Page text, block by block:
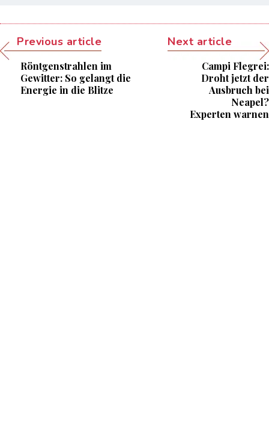
Previous article
Röntgenstrahlen im
Gewitter: So gelangt die
Energie in die Blitze
Next article
Campi Flegrei:
Droht jetzt der
Ausbruch bei
Neapel?
Experten warnen